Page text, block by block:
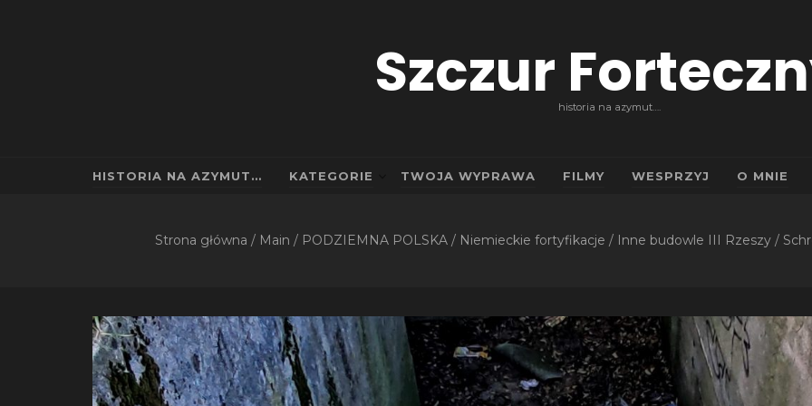
Szczurhistoria na azymut….
HISTORIA NA AZYMUT… KATEGORIE TWOJA WYPRAWA FILMY WESPRZYJ O MNIE
Strona główna / Main / PODZIEMNA POLSKA / Niemieckie fortyfikacje / Inne budowle III Rzeszy /